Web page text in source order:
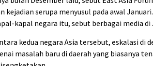
kejadian serupa menyusul pada awal
kapal negara itu, sebut berbagai media di
kedua negara Asia tersebut, eskalasi di
masalah baru di daerah yang biasanya